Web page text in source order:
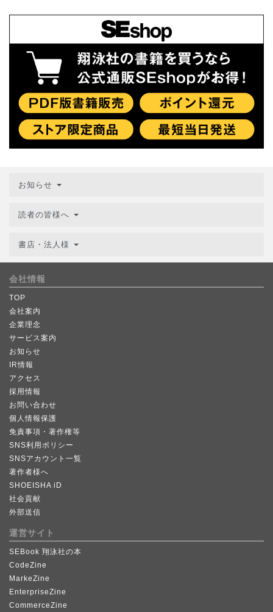
お知らせ
読者の皆様へ
書店・法人様
会社情報
TOP
会社案内
企業理念
サービス案内
お知らせ
IR情報
アクセス
採用情報
お問い合わせ
個人情報保護
免責事項・著作権等
SNS利用ポリシー
SNSアカウント一覧
著作者様へ
SHOEISHA iD
社会貢献
外部送信
運営サイト
SEBook 翔泳社の本
CodeZine
MarkeZine
EnterpriseZine
CommerceZine